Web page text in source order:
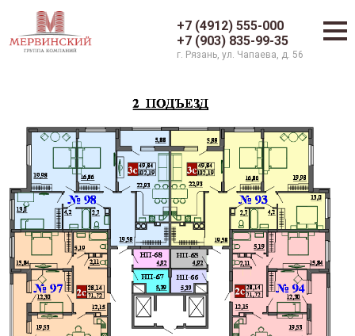
+7 (4912) 555-000
+7 (903) 835-99-35
г. Рязань, ул. Чапаева, д. 56